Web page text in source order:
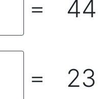
＝ 44
＝ 23